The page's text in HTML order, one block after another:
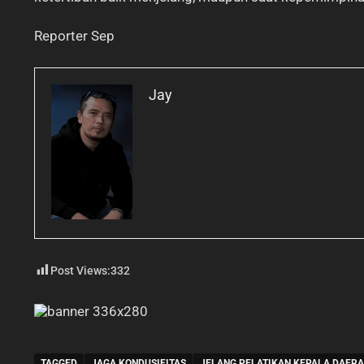
Reporter Sep
Jay
Post Views:332